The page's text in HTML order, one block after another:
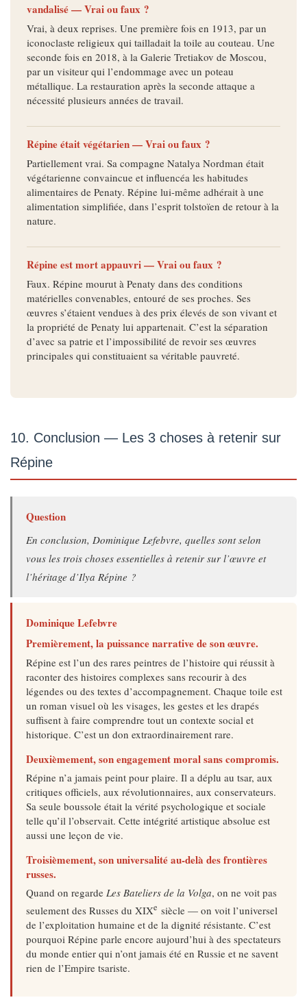
vandalisé — Vrai ou faux ?
Vrai, à deux reprises. Une première fois en 1913, par un
iconoclaste religieux qui tailladait la toile au couteau. Une
seconde fois en 2018, à la Galerie Tretiakov de Moscou,
par un visiteur qui l’endommage avec un poteau
métallique. La restauration après la seconde attaque a
nécessité plusieurs années de travail.
Répine était végétarien — Vrai ou faux ?
Partiellement vrai. Sa compagne Natalya Nordman était
végétarienne convaincue et influencéa les habitudes
alimentaires de Penaty. Répine lui-même adhérait à une
alimentation simplifiée, dans l’esprit tolstoïen de retour à la
nature.
Répine est mort appauvri — Vrai ou faux ?
Faux. Répine mourut à Penaty dans des conditions
matérielles convenables, entouré de ses proches. Ses
œuvres s’étaient vendues à des prix élevés de son vivant et
la propriété de Penaty lui appartenait. C’est la séparation
d’avec sa patrie et l’impossibilité de revoir ses œuvres
principales qui constituaient sa véritable pauvreté.
10. Conclusion — Les 3 choses à retenir sur
Répine
Question
En conclusion, Dominique Lefebvre, quelles sont selon
vous les trois choses essentielles à retenir sur l’œuvre et
l’héritage d’Ilya Répine ?
Dominique Lefebvre
Premièrement, la puissance narrative de son œuvre.
Répine est l’un des rares peintres de l’histoire qui réussit à
raconter des histoires complexes sans recourir à des
légendes ou des textes d’accompagnement. Chaque toile est
un roman visuel où les visages, les gestes et les drapés
suffisent à faire comprendre tout un contexte social et
historique. C’est un don extraordinairement rare.
Deuxièmement, son engagement moral sans compromis.
Répine n’a jamais peint pour plaire. Il a déplu au tsar, aux
critiques officiels, aux révolutionnaires, aux conservateurs.
Sa seule boussole était la vérité psychologique et sociale
telle qu’il l’observait. Cette intégrité artistique absolue est
aussi une leçon de vie.
Troisièmement, son universalité au-delà des frontières
russes.
Quand on regarde Les Bateliers de la Volga, on ne voit pas
seulement des Russes du XIXe siècle — on voit l’universel
de l’exploitation humaine et de la dignité résistante. C’est
pourquoi Répine parle encore aujourd’hui à des spectateurs
du monde entier qui n’ont jamais été en Russie et ne savent
rien de l’Empire tsariste.